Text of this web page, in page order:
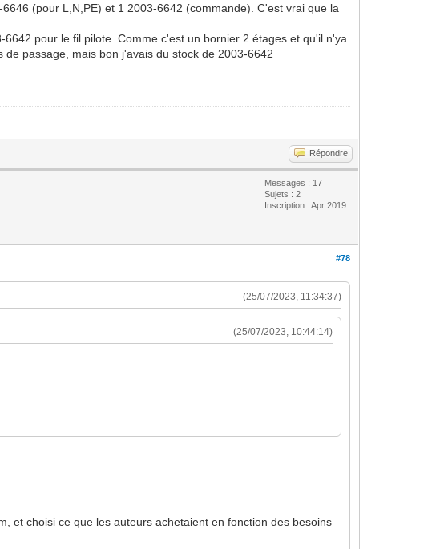
(pour L,N,PE) et 1 2003-6642 (commande). C'est vrai que la
pour le fil pilote. Comme c'est un bornier 2 étages et qu'il n'ya
passage, mais bon j'avais du stock de 2003-6642
Répondre
Messages : 17
Sujets : 2
Inscription : Apr 2019
#78
(25/07/2023, 11:34:37)
(25/07/2023, 10:44:14)
et choisi ce que les auteurs achetaient en fonction des besoins